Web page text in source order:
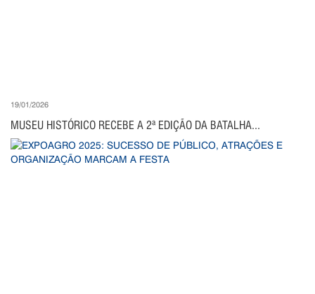
19/01/2026
MUSEU HISTÓRICO RECEBE A 2ª EDIÇÃO DA BATALHA...